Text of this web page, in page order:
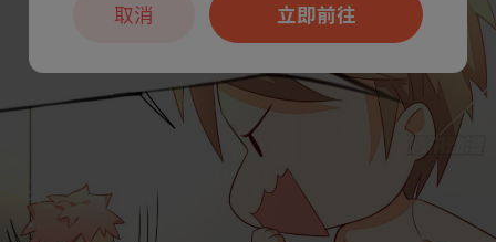
立即前往
取消